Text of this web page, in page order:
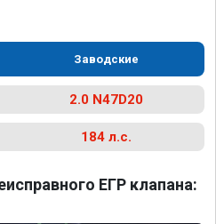
Заводские
2.0 N47D20
184 л.с.
ЕГР клапана: